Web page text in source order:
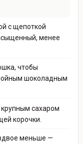
с щепоткой
менее
чтобы
шоколадным
сахаром
корочки.
меньше —